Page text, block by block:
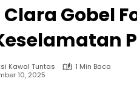
Clara Gobel
Kawal Tuntas
1 Min Baca
10, 2025